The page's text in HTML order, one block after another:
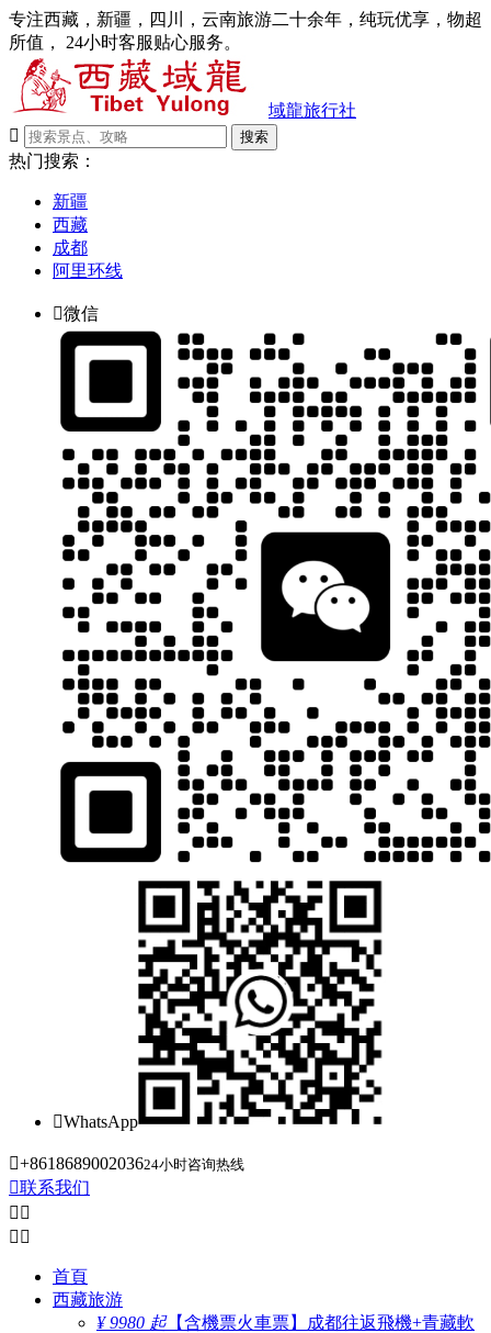
专注西藏，新疆，四川，云南旅游二十余年，纯玩优享，物超
所值， 24小时客服贴心服务。
域龍旅行社

搜索
热门搜索：
新疆
西藏
成都
阿里环线
微信
WhatsApp
+861868900203624小时咨询热线
联系我们
 
 
首頁
西藏旅游
¥ 9980 起【含機票火車票】成都往返飛機+青藏軟